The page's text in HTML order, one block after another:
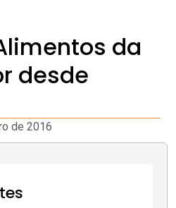
da
desde
de 2016